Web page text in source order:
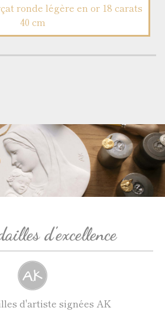
ronde légère en or 18 carats
40 cm
d'excellence
d'artiste signées AK